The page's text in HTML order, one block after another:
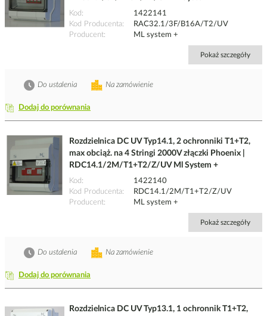
Kod
1422141
Kod Producenta
RAC32.1/3F/B16A/T2/UV
Producent
ML system +
Pokaż szczegóły
Dodaj do porównania
Na zamówienie
Do ustalenia
Rozdzielnica DC UV Typ14.1, 2 ochronniki T1+T2,
max obciąż. na 4 Stringi 2000V złączki Phoenix |
RDC14.1/2M/T1+T2/Z/UV Ml System +
Kod
1422140
Kod Producenta
RDC14.1/2M/T1+T2/Z/UV
Producent
ML system +
Pokaż szczegóły
Dodaj do porównania
Na zamówienie
Do ustalenia
Rozdzielnica DC UV Typ13.1, 1 ochronnik T1+T2,